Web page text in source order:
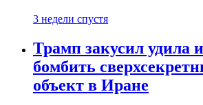
3 недели спустя
Трамп закусил удила
бомбить
объект в Иране